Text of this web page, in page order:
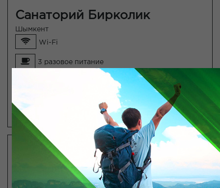
Санаторий Бирколик
Шымкент
Wi-Fi
3 разовое питание
ПОСМОТРЕТЬ